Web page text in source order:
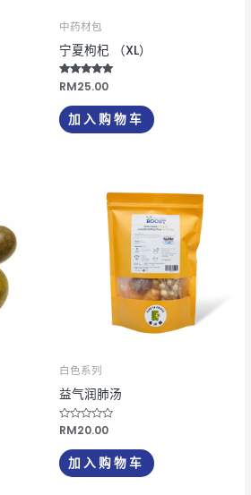
中药材包
宁夏枸杞 （XL）
评分
5.00
&sol; 5
RM25.00
加入购物车
白色系列
益气润肺汤
评
&
s
o
RM20.00
加入购物车